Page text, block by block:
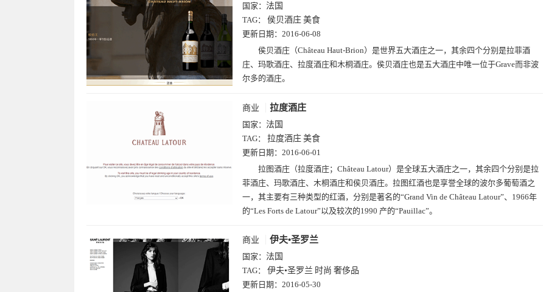
国家： 法国
TAG： 侯贝酒庄 美食
更新日期： 2016-06-08
侯贝酒庄（Château Haut-Brion）是世界五大酒庄之一，其余四个分别是拉菲酒
庄、玛歌酒庄、拉度酒庄和木桐酒庄。侯贝酒庄也是五大酒庄中唯一位于Grave而非波
尔多的酒庄。
商业 拉度酒庄
国家： 法国
TAG： 拉度酒庄 美食
更新日期： 2016-06-01
拉图酒庄（拉度酒庄；Château Latour）是全球五大酒庄之一，其余四个分别是拉
菲酒庄、玛歌酒庄、木桐酒庄和侯贝酒庄。拉图红酒也是享誉全球的波尔多葡萄酒之
一，其主要有三种类型的红酒，分别是著名的“Grand Vin de Château Latour”、1966年
的“Les Forts de Latour”以及较次的1990 产的“Pauillac”。
商业 伊夫•圣罗兰
国家： 法国
TAG： 伊夫•圣罗兰 时尚 奢侈品
更新日期： 2016-05-30